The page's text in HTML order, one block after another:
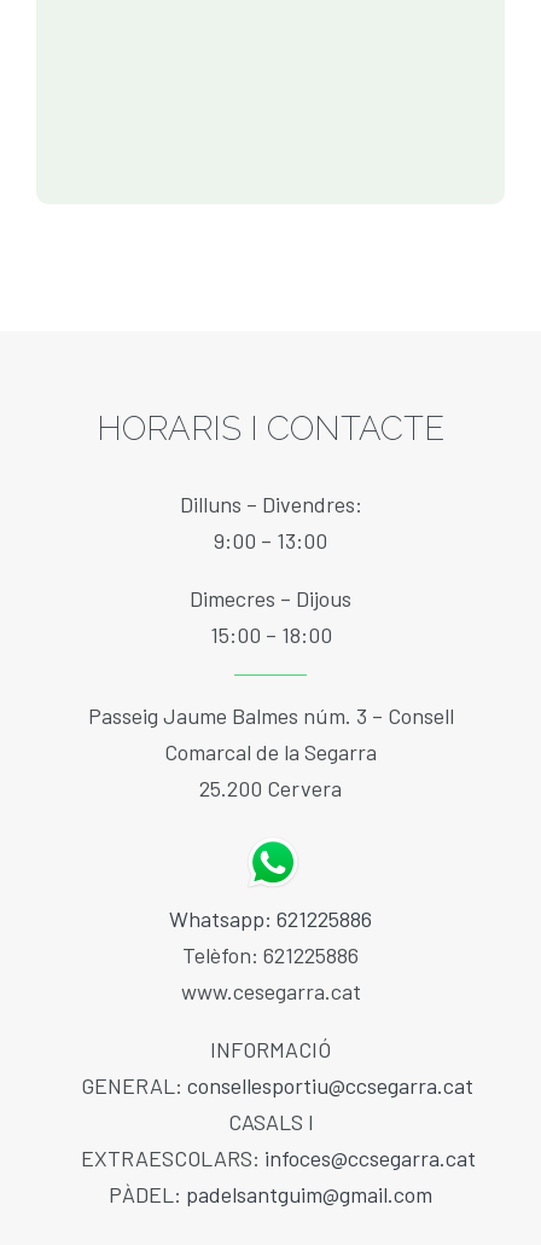
HORARIS I CONTACTE
Dilluns – Divendres:
9:00 – 13:00
Dimecres – Dijous
15:00 – 18:00
Passeig Jaume Balmes núm. 3 – Consell
Comarcal de la Segarra
25.200 Cervera
Whatsapp: 621225886
Telèfon: 621225886
www.cesegarra.cat
INFORMACIÓ
GENERAL:consellesportiu@ccsegarra.cat
CASALS I
EXTRAESCOLARS: infoces@ccsegarra.cat
PÀDEL: padelsantguim@gmail.com